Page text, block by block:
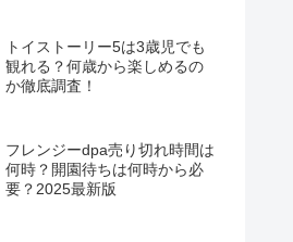
トイストーリー5は3歳児でも
観れる？何歳から楽しめるの
か徹底調査！
フレンジーdpa売り切れ時間は
何時？開園待ちは何時から必
要？2025最新版